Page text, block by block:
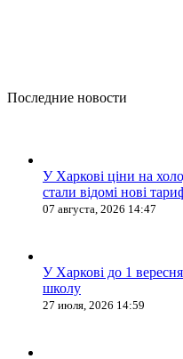
Последние новости
У Харкові ціни на
стали відомі нові
07 августа, 2026 14:47
У Харкові до 1
школу
27 июля, 2026 14:59